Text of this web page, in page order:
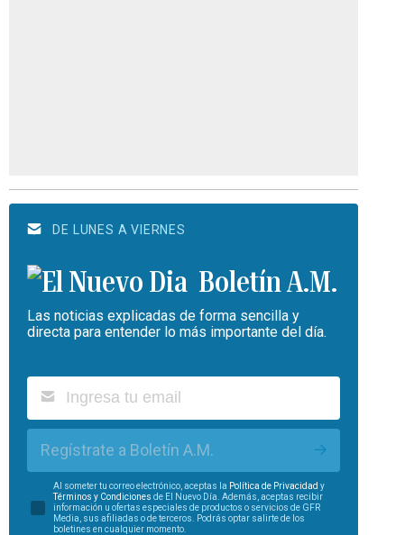
DE LUNES A VIERNES
Boletín A.M.
Las noticias explicadas de forma sencilla y
directa para entender lo más importante del día.
Regístrate a Boletín A.M.
Al someter tu correo electrónico, aceptas la Política de Privacidad y
Términos y Condiciones de El Nuevo Día. Además, aceptas recibir
información u ofertas especiales de productos o servicios de GFR
Media, sus afiliadas o de terceros. Podrás optar salirte de los
boletines en cualquier momento.